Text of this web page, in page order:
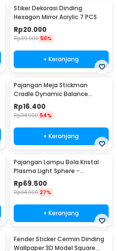
Stiker Dekorasi Dinding
Hexagon Mirror Acrylic 7 PCS
Rp20.000
Rp39.900 50%
+ Keranjang
Pajangan Meja Stickman
Cradle Dynamic Balance
Instrument Ball Pendulum
Rp16.400
Rp34.900 54%
+ Keranjang
Pajangan Lampu Bola Kristal
Plasma Light Sphere -
ZC211700
Rp69.500
Rp94.900 27%
+ Keranjang
Fender Sticker Cermin Dinding
Wallpaper 3D Model Square